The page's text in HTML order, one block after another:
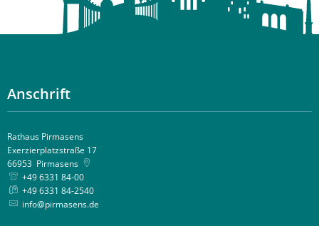
Anschrift
Rathaus Pirmasens
Exerzierplatzstraße 17
66953 Pirmasens
+49 6331 84-00
+49 6331 84-2540
info@pirmasens.de